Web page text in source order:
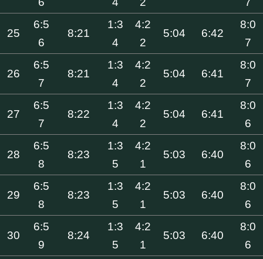
25
6:5
6
8:21
1:3
4
4:2
2
5:04 6:42
8:0
7
26
6:5
7
8:21
1:3
4
4:2
2
5:04 6:41
8:0
7
27
6:5
7
8:22
1:3
4
4:2
2
5:04 6:41
8:0
6
28
6:5
8
8:23
1:3
5
4:2
1
5:03 6:40
8:0
6
29
6:5
8
8:23
1:3
5
4:2
1
5:03 6:40
8:0
6
30
6:5
9
8:24
1:3
5
4:2
1
5:03 6:40
8:0
6